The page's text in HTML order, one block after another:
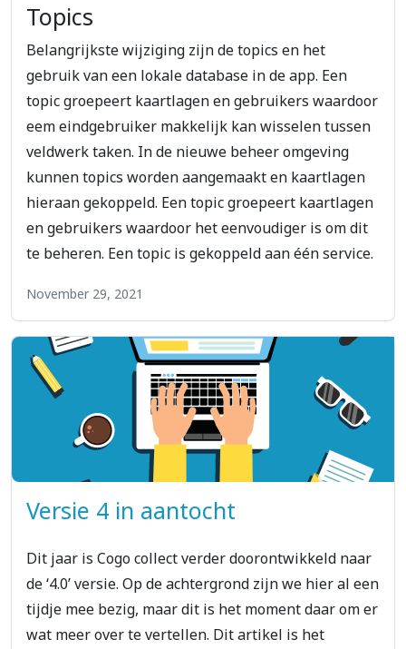
Topics
Belangrijkste wijziging zijn de topics en het
gebruik van een lokale database in de app. Een
topic groepeert kaartlagen en gebruikers waardoor
eem eindgebruiker makkelijk kan wisselen tussen
veldwerk taken. In de nieuwe beheer omgeving
kunnen topics worden aangemaakt en kaartlagen
hieraan gekoppeld. Een topic groepeert kaartlagen
en gebruikers waardoor het eenvoudiger is om dit
te beheren. Een topic is gekoppeld aan één service.
November 29, 2021
Versie 4 in aantocht
Dit jaar is Cogo collect verder doorontwikkeld naar
de ‘4.0’ versie. Op de achtergrond zijn we hier al een
tijdje mee bezig, maar dit is het moment daar om er
wat meer over te vertellen. Dit artikel is het